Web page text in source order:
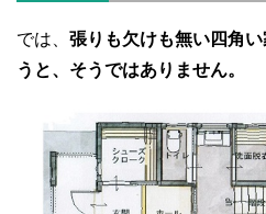
では、 張りも欠けも無い四角
うと、そうではありません。